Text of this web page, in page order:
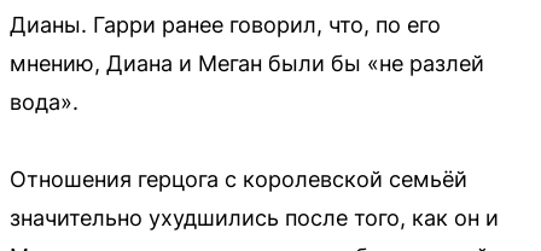
Дианы. Гарри ранее говорил, что, по его
мнению, Диана и Меган были бы «не разлей
вода».
Отношения герцога с королевской семьёй
значительно ухудшились после того, как он и